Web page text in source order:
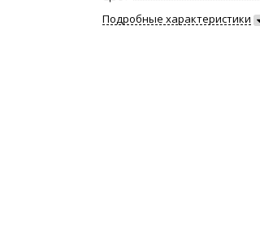
Подробные характеристики